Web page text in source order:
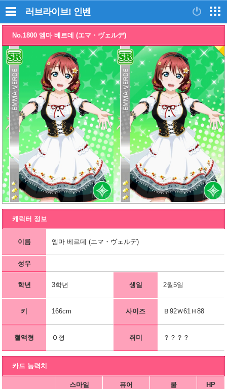
러브라이브! 인벤
No.1800 엠마 베르데 (エマ・ヴェルデ)
캐릭터 정보
이름 엠마 베르데 (エマ・ヴェルデ)
성우
학년 3학년 생일 2월5일
키 166cm 사이즈 Ｂ92Ｗ61Ｈ88
혈액형 Ｏ형 취미 ？？？？
카드 능력치
스마일 퓨어 쿨 HP